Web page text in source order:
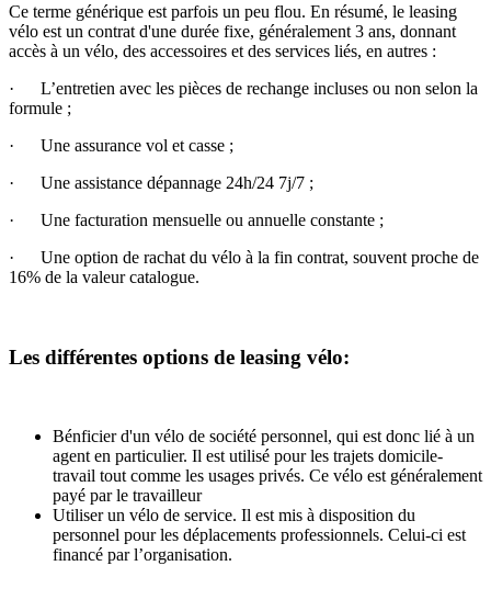
Ce terme générique est parfois un peu flou. En résumé, le leasing
vélo est un contrat d'une durée fixe, généralement 3 ans, donnant
accès à un vélo, des accessoires et des services liés, en autres :
· L’entretien avec les pièces de rechange incluses ou non selon la
formule ;
· Une assurance vol et casse ;
· Une assistance dépannage 24h/24 7j/7 ;
· Une facturation mensuelle ou annuelle constante ;
· Une option de rachat du vélo à la fin contrat, souvent proche de
16% de la valeur catalogue.
Les différentes options de leasing vélo:
Bénficier d'un vélo de société personnel, qui est donc lié à un
agent en particulier. Il est utilisé pour les trajets domicile-
travail tout comme les usages privés. Ce vélo est généralement
payé par le travailleur
Utiliser un vélo de service. Il est mis à disposition du
personnel pour les déplacements professionnels. Celui-ci est
financé par l’organisation.